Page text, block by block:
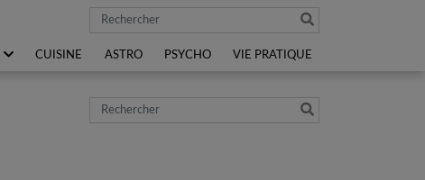
Rechercher
CUISINE ASTRO PSYCHO VIE PRATIQUE
Rechercher